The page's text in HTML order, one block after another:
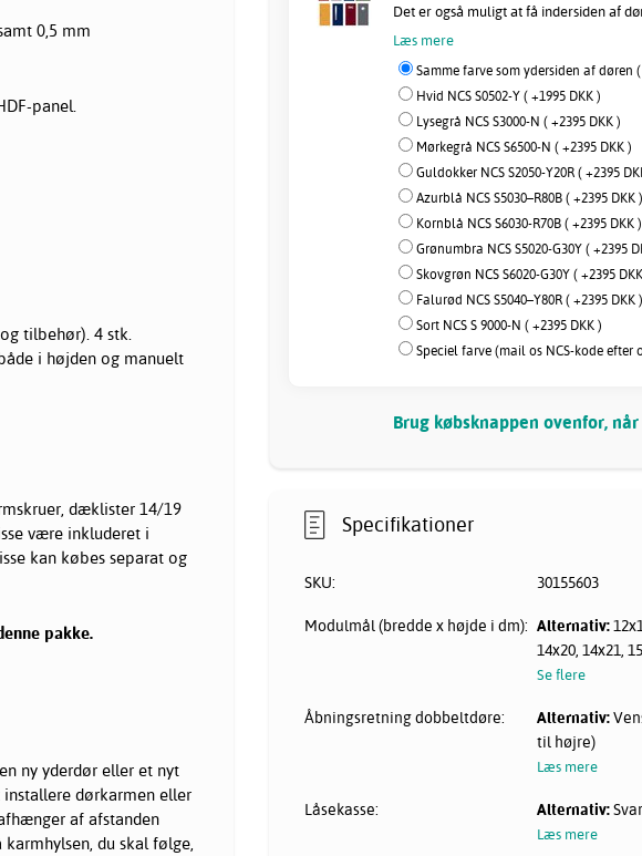
Det er også muligt at få indersiden af
Læs mere
Samme farve som ydersiden af døren (
Hvid NCS S0502-Y ( +1995 DKK )
Lysegrå NCS S3000-N ( +2395 DKK )
Mørkegrå NCS S6500-N ( +2395 DKK )
Guldokker NCS S2050-Y20R ( +2395
Azurblå NCS S5030–R80B ( +2395 DKK )
Kornblå NCS S6030-R70B ( +2395 DKK )
Grønumbra NCS S5020-G30Y ( +2395
Skovgrøn NCS S6020-G30Y ( +2395
Falurød NCS S5040–Y80R ( +2395 DKK )
Sort NCS S 9000-N ( +2395 DKK )
Speciel farve (mail os NCS-kode efter
Brug købsknappen ovenfor,
0,5 mm
panel.
tilbehør). 4 stk.
i højden og manuelt
dæklister 14/19
være inkluderet i
kan købes separat og
pakke.
ny yderdør eller et nyt
dørkarmen eller
af afstanden
du skal følge,
Specifikationer
SKU: 30155603
Modulmål (bredde x højde i dm): Alternativ:
14x20, 14x21,
Se flere
Åbningsretning dobbeltdøre: Alternativ:
til højre)
Læs mere
Låsekasse: Alternativ:
Læs mere